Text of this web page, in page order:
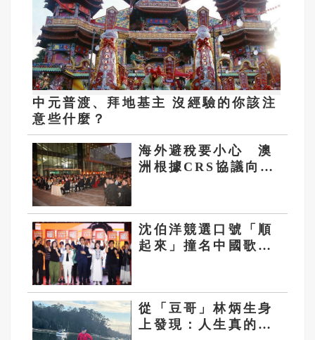
中元普渡、拜地基主 沒經驗的你該注
意些什麼？
海外避稅要小心 澳
洲根據CRS協議向大
沈伯洋競選口號「順
起來」撞名中國歌
從「豆哥」林炳生身
上發現：人生真的很